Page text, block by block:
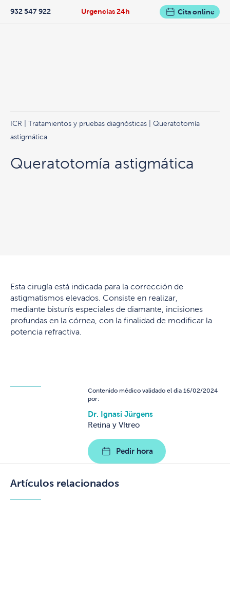
Urgencias 24h
932 547 922 Cita online
ICR Tratamientos y pruebas diagnósticas | Queratotomía
astigmática
Queratotomía astigmática
Esta cirugía está indicada para la corrección de
astigmatismos elevados. Consiste en realizar,
mediante bisturís especiales de diamante, incisiones
profundas en la córnea, con la finalidad de modificar la
potencia refractiva.
Contenido médico validado el dia 16/02/2024
por:
Dr. Ignasi Jürgens
Retina y Vítreo
Pedir hora
Artículos relacionados